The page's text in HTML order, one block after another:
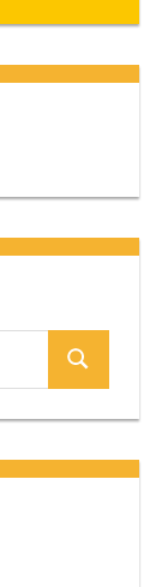
検